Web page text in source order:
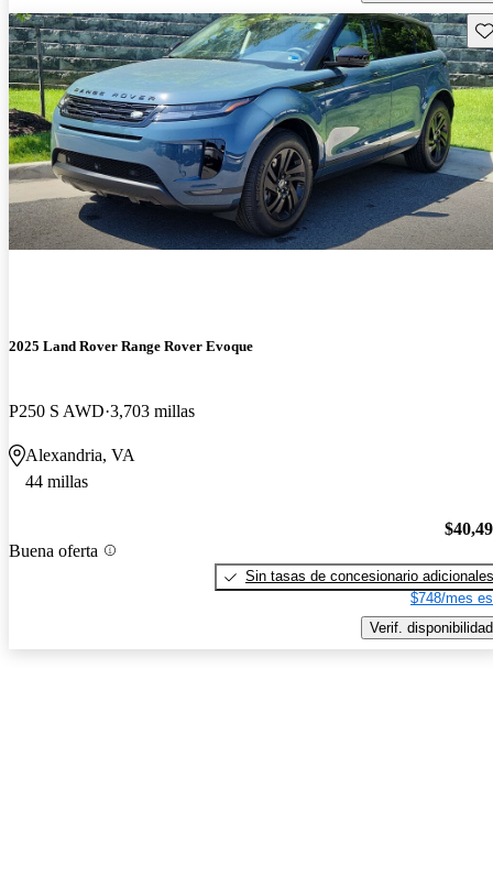
2025 Land Rover Range Rover Evoque
P250 S AWD 3,703 millas
Alexandria, VA
44 millas
Buena oferta
Sin tasas de concesionario adicionales
$748/mes
Verif. disponibilidad